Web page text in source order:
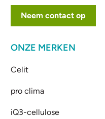
Neem contact op
ONZE MERKEN
Celit
pro clima
iQ3-cellulose